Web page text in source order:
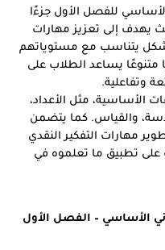
للفصل الأول جزءًا
يهدف إلى تعزيز مهارات
يتناسب مع مستوياتهم
متنوعًا يساعد الطلاب على
وتفاعلية.
مثل الأعداد،
والقياس. كما يتضمن
مهارات التفكير النقدي
تطبيق ما تعلموه في
الأساسي – الفصل الأول